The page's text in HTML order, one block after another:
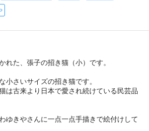
れた、張子の招き猫（小）です。
小さいサイズの招き猫です。
は古来より日本で愛され続けている民芸品
ゆきやさんに一点一点手描きで絵付けして